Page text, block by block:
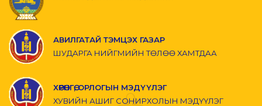
АВИЛГАТАЙ ТЭМЦЭХ ГАЗАР
ШУДАРГА НИЙГМИЙН ТӨЛӨӨ ХАМТДАА
ХӨРӨНГӨ, ОРЛОГЫН МЭДҮҮЛЭГ
ХУВИЙН АШИГ СОНИРХОЛЫН МЭДҮҮЛЭГ